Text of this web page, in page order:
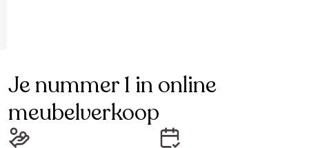
Je nummer 1 in online
meubelverkoop